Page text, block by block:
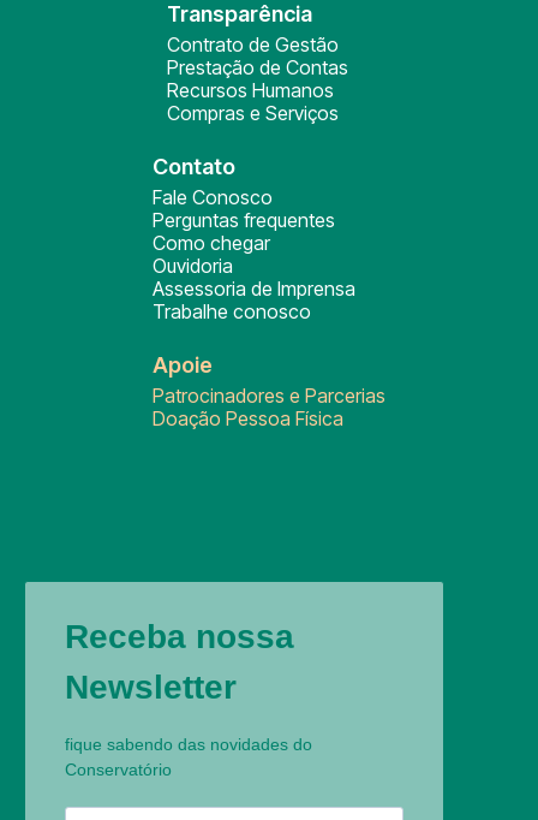
Transparência
Contrato de Gestão
Prestação de Contas
Recursos Humanos
Compras e Serviços
Contato
Fale Conosco
Perguntas frequentes
Como chegar
Ouvidoria
Assessoria de Imprensa
Trabalhe conosco
Apoie
Patrocinadores e Parcerias
Doação Pessoa Física